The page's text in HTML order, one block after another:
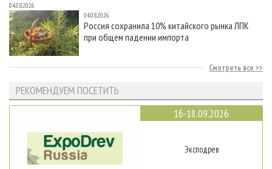
04.08.2026
04.08.2026
Россия сохранила 10% китайского рынка ЛПК
при общем падении импорта
Смотреть все
РЕКОМЕНДУЕМ ПОСЕТИТЬ
16-18.09.2026
Эксподрев